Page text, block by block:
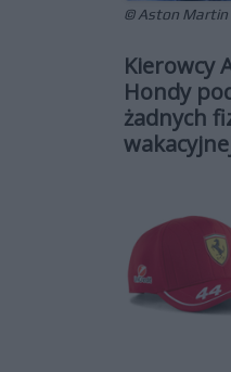
© Aston Martin
Kierowcy
Hondy
żadnych